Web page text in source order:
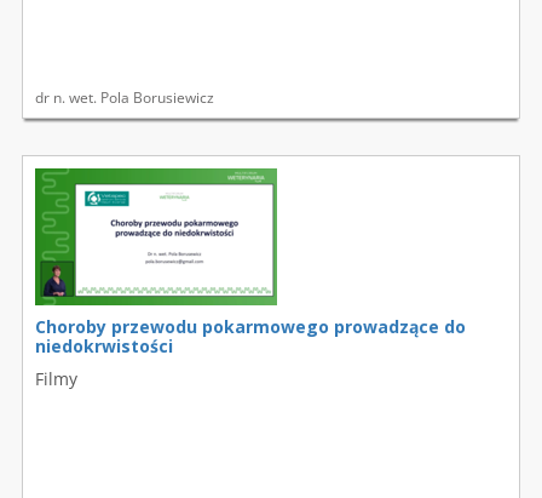
dr n. wet. Pola Borusiewicz
Choroby przewodu pokarmowego prowadzące do
niedokrwistości
Filmy